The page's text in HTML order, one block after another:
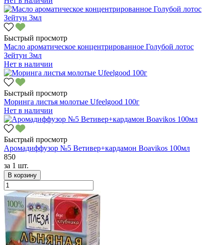
Быстрый просмотр
Масло ароматическое концентрированное Голубой лотос
Зейтун 3мл
Нет в наличии
Быстрый просмотр
Моринга листья молотые Ufeelgood 100г
Нет в наличии
Быстрый просмотр
Аромадиффузор №5 Ветивер+кардамон Boavikos 100мл
850
за 1 шт.
В корзину